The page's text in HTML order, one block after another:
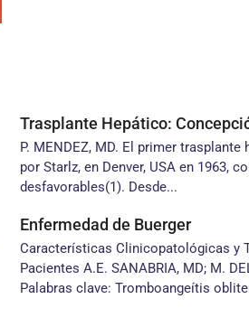
Trasplante Hepático:
P. MENDEZ, MD. El primer
por Starlz, en Denver, USA en 1963,
desfavorables(1). Desde...
Enfermedad de Buerger
Características Clinicopatológicas y
Pacientes A.E. SANABRIA, MD; M.
Palabras clave: Tromboangeítis